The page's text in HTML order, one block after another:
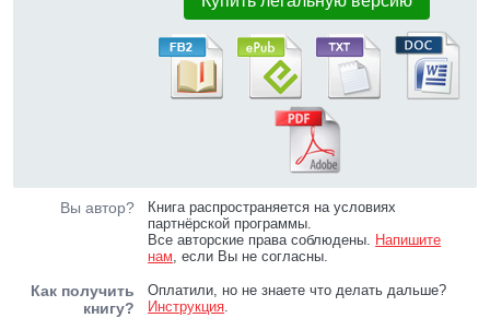
Вы автор?
Книга распространяется на условиях
партнёрской программы.
Все авторские права соблюдены. Напишите
нам, если Вы не согласны.
Как получить
книгу?
Оплатили, но не знаете что делать дальше?
Инструкция.